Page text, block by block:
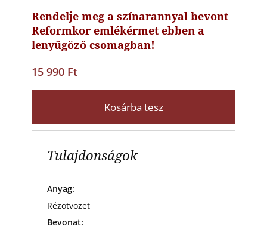
Rendelje meg a színarannyal bevont
Reformkor emlékérmet ebben a
lenyűgöző csomagban!
15 990 Ft
Kosárba tesz
Tulajdonságok
Anyag:
Rézötvözet
Bevonat: